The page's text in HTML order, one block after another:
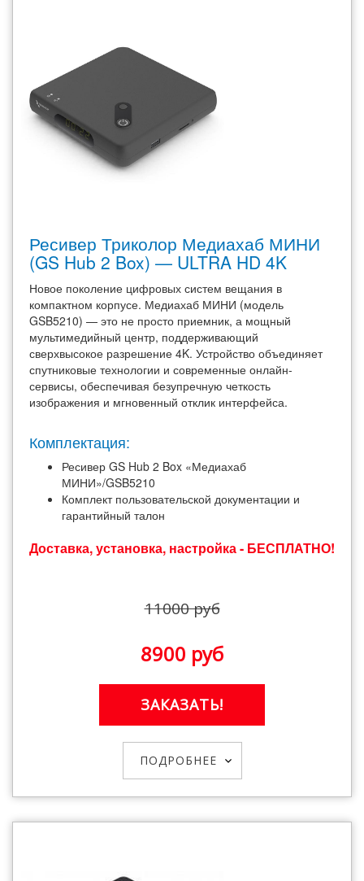
Ресивер Триколор Медиахаб МИНИ
(GS Hub 2 Box) — ULTRA HD 4K
Новое поколение цифровых систем вещания в
компактном корпусе. Медиахаб МИНИ (модель
GSB5210) — это не просто приемник, а мощный
мультимедийный центр, поддерживающий
сверхвысокое разрешение 4K. Устройство объединяет
спутниковые технологии и современные онлайн-
сервисы, обеспечивая безупречную четкость
изображения и мгновенный отклик интерфейса.
Комплектация:
Ресивер GS Hub 2 Box «Медиахаб
МИНИ»/GSB5210
Комплект пользовательской документации и
гарантийный талон
Доставка, установка, настройка - БЕСПЛАТНО!
11000 руб
8900 руб
ЗАКАЗАТЬ!
ПОДРОБНЕЕ